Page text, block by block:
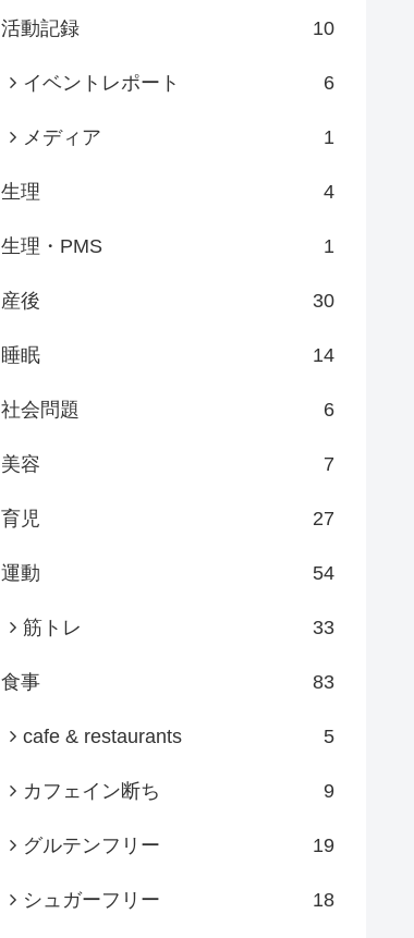
活動記録 10
イベントレポート 6
メディア 1
生理 4
生理・PMS 1
産後 30
睡眠 14
社会問題 6
美容 7
育児 27
運動 54
筋トレ 33
食事 83
cafe & restaurants 5
カフェイン断ち 9
グルテンフリー 19
シュガーフリー 18